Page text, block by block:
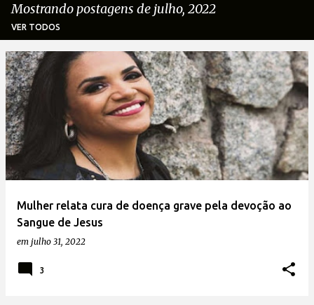
Mostrando postagens de julho, 2022
VER TODOS
P
o
s
t
a
g
Mulher relata cura de doença grave pela devoção ao
Sangue de Jesus
em julho 31, 2022
3